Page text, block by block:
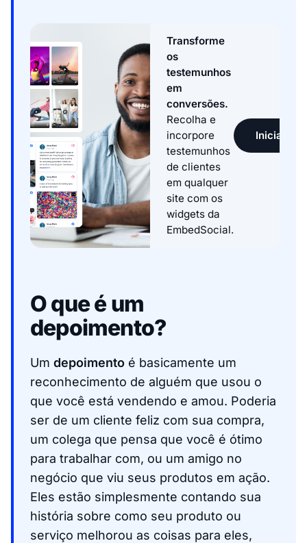
Transforme
os
testemunhos
em
conversões.
Recolha e
incorpore
testemunhos
de clientes
em qualquer
site com os
widgets da
EmbedSocial.
Iniciar
O que é um
depoimento?
Um depoimento é basicamente um
reconhecimento de alguém que usou o
que você está vendendo e amou. Poderia
ser de um cliente feliz com sua compra,
um colega que pensa que você é ótimo
para trabalhar com, ou um amigo no
negócio que viu seus produtos em ação.
Eles estão simplesmente contando sua
história sobre como seu produto ou
serviço melhorou as coisas para eles,